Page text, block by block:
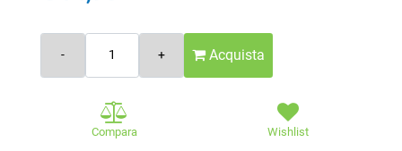
Acquista
Compara Wishlist